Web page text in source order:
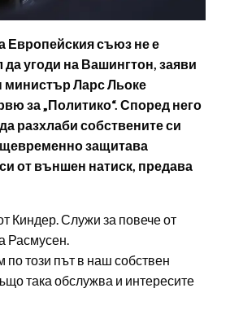
Европейския съюз не е
да угоди на Вашингтон, заяви
министър Ларс Льоке
за „Политико“. Според него
разхлаби собствените си
защитава
от външен натиск, предава
Киндер. Служи за повече от
Расмусен.
по този път в наш собствен
така обслужва и интересите